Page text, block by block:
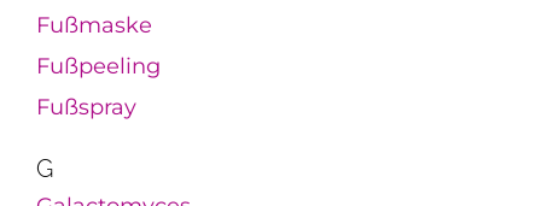
Fußmaske
Fußpeeling
Fußspray
G